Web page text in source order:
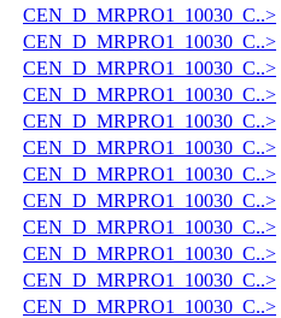
CEN_D_MRPRO1_10030_C..>
CEN_D_MRPRO1_10030_C..>
CEN_D_MRPRO1_10030_C..>
CEN_D_MRPRO1_10030_C..>
CEN_D_MRPRO1_10030_C..>
CEN_D_MRPRO1_10030_C..>
CEN_D_MRPRO1_10030_C..>
CEN_D_MRPRO1_10030_C..>
CEN_D_MRPRO1_10030_C..>
CEN_D_MRPRO1_10030_C..>
CEN_D_MRPRO1_10030_C..>
CEN_D_MRPRO1_10030_C..>